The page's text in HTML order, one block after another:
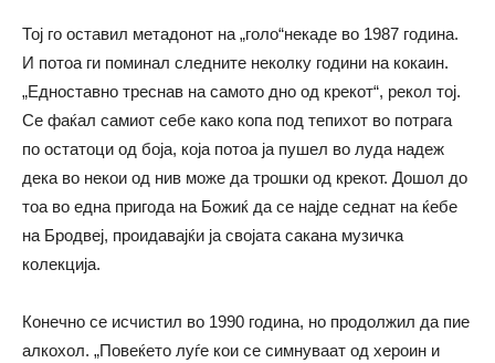
Тој го оставил метадонот на „голо“некаде во 1987 година.
И потоа ги поминал следните неколку години на кокаин.
„Едноставно треснав на самото дно од крекот“, рекол тој.
Се фаќал самиот себе како копа под тепихот во потрага
по остатоци од боја, која потоа ја пушел во луда надеж
дека во некои од нив може да трошки од крекот. Дошол до
тоа во една пригода на Божиќ да се најде седнат на ќебе
на Бродвеј, проидавајќи ја својата сакана музичка
колекција.
Конечно се исчистил во 1990 година, но продолжил да пие
алкохол. „Повеќето луѓе кои се симнуваат од хероин и